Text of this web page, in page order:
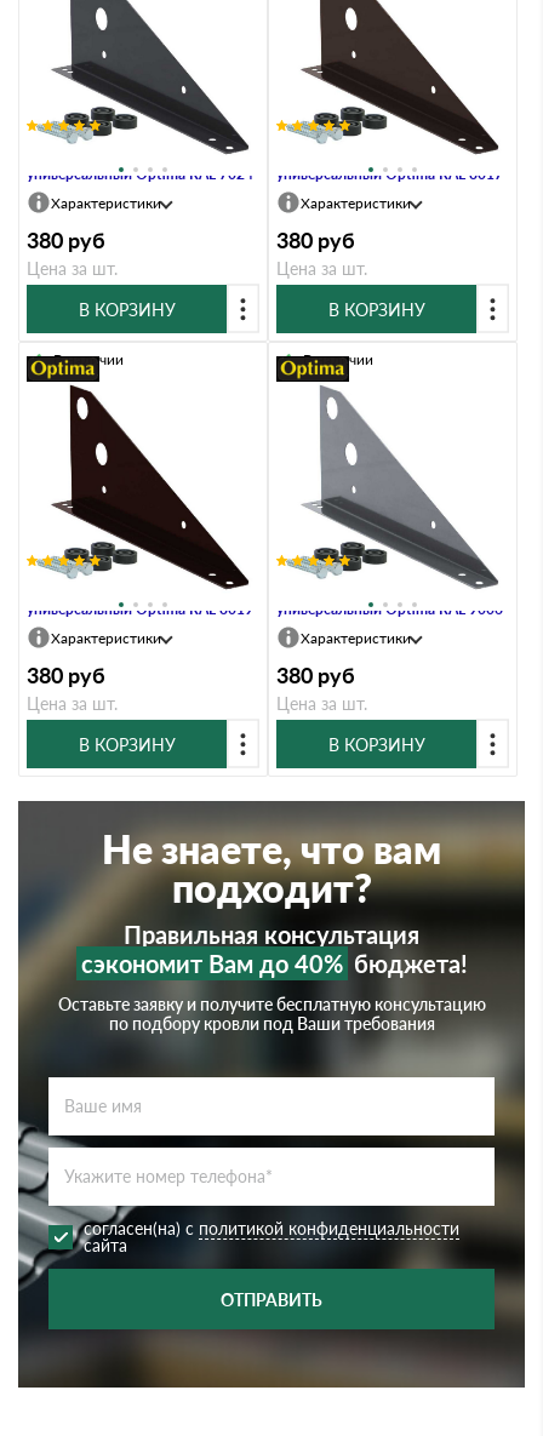
Кронштейн снегозадержателя
универсальный Optima RAL 7024
Характеристики
380 руб
Цена за шт.
В КОРЗИНУ
Кронштейн снегозадержателя
универсальный Optima RAL 8017
Характеристики
380 руб
Цена за шт.
В КОРЗИНУ
Кронштейн снегозадержателя
универсальный Optima RAL 8019
В наличии
Характеристики
380 руб
Цена за шт.
В КОРЗИНУ
Кронштейн снегозадержателя
универсальный Optima RAL 9006
В наличии
Характеристики
380 руб
Цена за шт.
В КОРЗИНУ
Не знаете, что вам
подходит?
Правильная консультация
сэкономит Вам до 40% бюджета!
Оставьте заявку и получите бесплатную консультацию
по подбору кровли под Ваши требования
согласен(на) с политикой конфиденциальности
сайта
ОТПРАВИТЬ